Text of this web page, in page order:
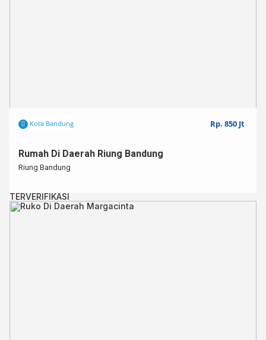
Kota Bandung Rp. 850 Jt
Rumah Di Daerah Riung Bandung
Riung Bandung
TERVERIFIKASI